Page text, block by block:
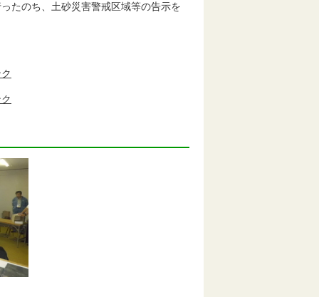
たのち、土砂災害警戒区域等の告示を